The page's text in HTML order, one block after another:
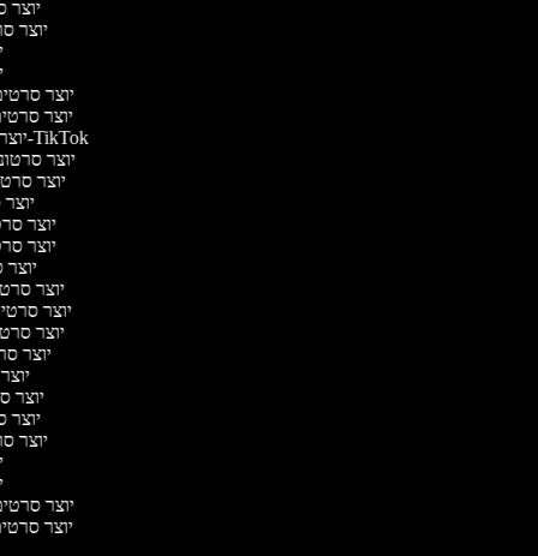
יוצר
יוצר
יוצר
יוצר
יוצר סרטונים ל-TikTok
יוצר
יוצר
יוצר
יוצר
יוצר
יוצר
יוצר סרטי
יוצר
יוצר
יוצר
יוצר
יוצר
יוצר
יוצר